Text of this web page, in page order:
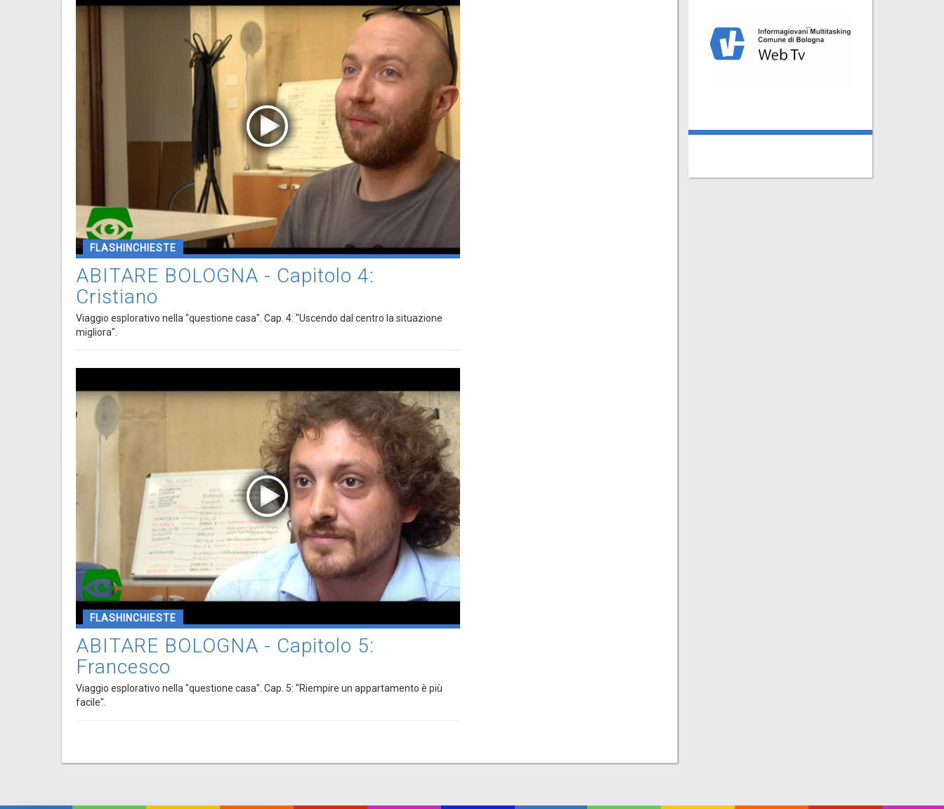
FLASHINCHIESTE
ABITARE BOLOGNA - Capitolo 4:
Cristiano
Viaggio esplorativo nella "questione casa". Cap. 4: "Uscendo dal centro la situazione
migliora".
FLASHINCHIESTE
ABITARE BOLOGNA - Capitolo 5:
Francesco
Viaggio esplorativo nella "questione casa". Cap. 5: "Riempire un appartamento è più
facile".